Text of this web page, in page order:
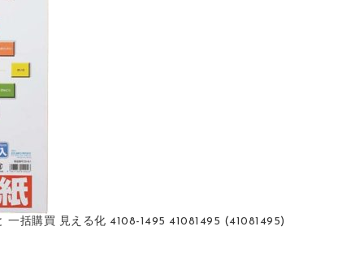
括購買 見える化 4108-1495 41081495 (41081495)